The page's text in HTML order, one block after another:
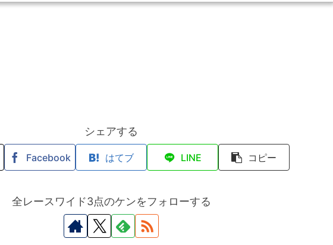
シェアする
Facebook はてブ LINE コピー
全レースワイド3点のケンをフォローする